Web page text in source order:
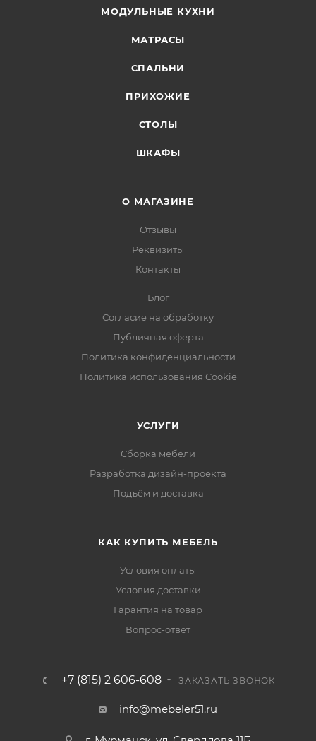
МОДУЛЬНЫЕ КУХНИ
МАТРАСЫ
СПАЛЬНИ
ПРИХОЖИЕ
СТОЛЫ
ШКАФЫ
О МАГАЗИНЕ
Отзывы
Реквизиты
Контакты
Блог
Согласие на обработку
Публичная оферта
Политика конфиденциальности
Политика использования Cookie
УСЛУГИ
Сборка мебели
Разработка дизайн-проекта
Подъём и доставка
КАК КУПИТЬ МЕБЕЛЬ
Условия оплаты
Условия доставки
Гарантия на товар
Вопрос-ответ
+7 (815) 2 606-608 ЗАКАЗАТЬ ЗВОНОК
info@mebeler51.ru